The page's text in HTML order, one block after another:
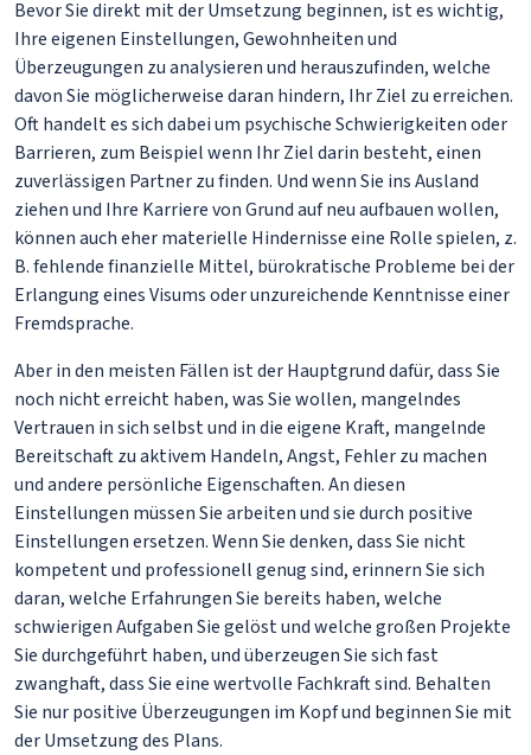
Bevor Sie direkt mit der Umsetzung beginnen, ist es wichtig,
Ihre eigenen Einstellungen, Gewohnheiten und
Überzeugungen zu analysieren und herauszufinden, welche
davon Sie möglicherweise daran hindern, Ihr Ziel zu erreichen.
Oft handelt es sich dabei um psychische Schwierigkeiten oder
Barrieren, zum Beispiel wenn Ihr Ziel darin besteht, einen
zuverlässigen Partner zu finden. Und wenn Sie ins Ausland
ziehen und Ihre Karriere von Grund auf neu aufbauen wollen,
können auch eher materielle Hindernisse eine Rolle spielen, z.
B. fehlende finanzielle Mittel, bürokratische Probleme bei der
Erlangung eines Visums oder unzureichende Kenntnisse einer
Fremdsprache.
Aber in den meisten Fällen ist der Hauptgrund dafür, dass Sie
noch nicht erreicht haben, was Sie wollen, mangelndes
Vertrauen in sich selbst und in die eigene Kraft, mangelnde
Bereitschaft zu aktivem Handeln, Angst, Fehler zu machen
und andere persönliche Eigenschaften. An diesen
Einstellungen müssen Sie arbeiten und sie durch positive
Einstellungen ersetzen. Wenn Sie denken, dass Sie nicht
kompetent und professionell genug sind, erinnern Sie sich
daran, welche Erfahrungen Sie bereits haben, welche
schwierigen Aufgaben Sie gelöst und welche großen Projekte
Sie durchgeführt haben, und überzeugen Sie sich fast
zwanghaft, dass Sie eine wertvolle Fachkraft sind. Behalten
Sie nur positive Überzeugungen im Kopf und beginnen Sie mit
der Umsetzung des Plans.